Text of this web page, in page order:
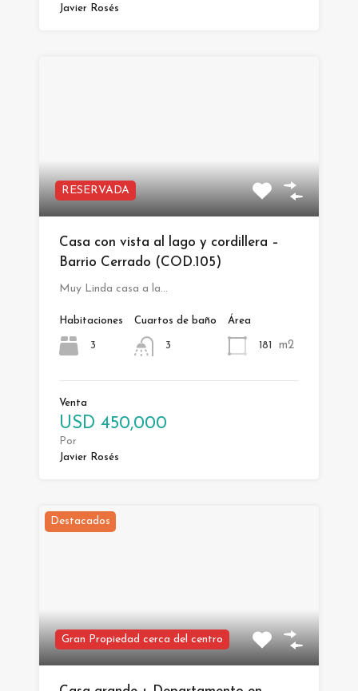
Javier Rosés
RESERVADA
Casa con vista al lago y cordillera –
Barrio Cerrado (COD.105)
Muy Linda casa a la…
Habitaciones
3
Cuartos de baño
3
Área
181 m2
Venta
USD 450,000
Por
Javier Rosés
Destacados
Gran Propiedad cerca del centro